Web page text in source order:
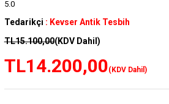
5.0
Tedarikçi : Kevser Antik Tesbih
TL15.100,00(KDV Dahil)
TL14.200,00(KDV Dahil)